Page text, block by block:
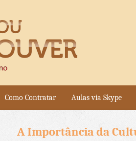
Como Contratar Aulas via Skype
A Importância da